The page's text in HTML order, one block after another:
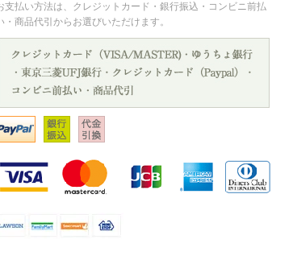
支払い方法は、クレジットカード・銀行振込・コンビニ前払
・商品代引からお選びいただけます。